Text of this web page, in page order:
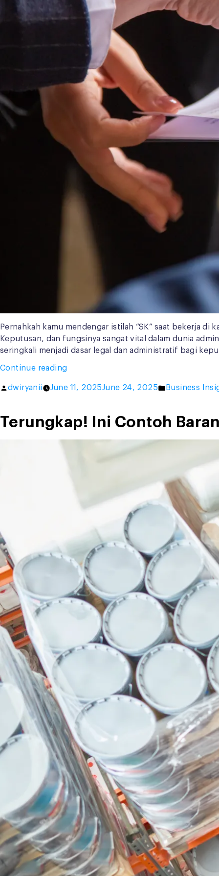
Pernahkah kamu mendengar istilah “SK” saat bekerja
Keputusan, dan fungsinya sangat vital dalam dunia
seringkali menjadi dasar legal dan administratif bagi
Continue reading“Bingung
Itu
Ketahui
Jenis
dan
Posted
dwiryanii June 11, 2025June 24, 2025
Posted
Business
Terungkap! Ini Contoh